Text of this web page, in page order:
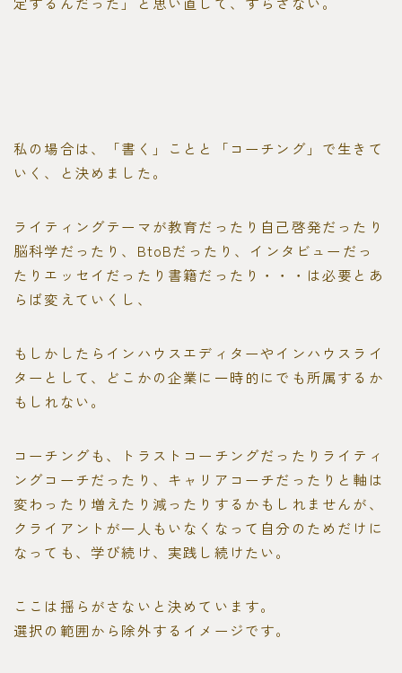
私の場合は、「書く」ことと「コーチング」で生きて
いく、と決めました。
ライティングテーマが教育だったり自己啓発だったり
脳科学だったり、BtoBだったり、インタビューだっ
たりエッセイだったり書籍だったり・・・は必要とあ
らば変えていくし、
もしかしたらインハウスエディターやインハウスライ
ターとして、どこかの企業に一時的にでも所属するか
もしれない。
コーチングも、トラストコーチングだったりライティ
ングコーチだったり、キャリアコーチだったりと軸は
変わったり増えたり減ったりするかもしれませんが、
クライアントが一人もいなくなって自分のためだけに
なっても、学び続け、実践し続けたい。
ここは揺らがさないと決めています。
選択の範囲から除外するイメージです。